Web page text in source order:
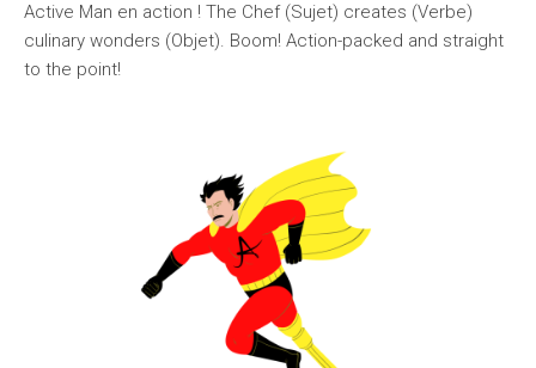
Active Man en action ! The Chef (Sujet) creates (Verbe)
culinary wonders (Objet). Boom! Action-packed and straight
to the point!